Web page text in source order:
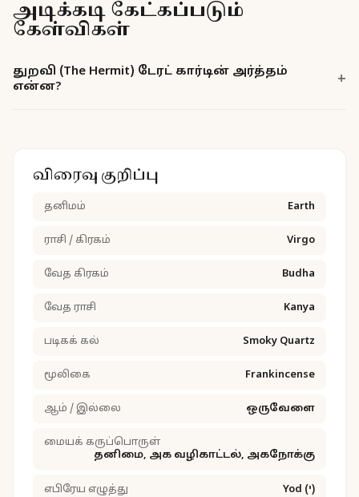
அடிக்கடி கேட்கப்படும்
கேள்விகள்
துறவி (The Hermit) டேரட் கார்டின் அர்த்தம்
என்ன?
+
விரைவு குறிப்பு
தனிமம் Earth
ராசி / கிரகம் Virgo
வேத கிரகம் Budha
வேத ராசி Kanya
படிகக் கல் Smoky Quartz
மூலிகை Frankincense
ஆம் / இல்லை ஒருவேளை
மையக் கருப்பொருள்
தனிமை, அக வழிகாட்டல், அகநோக்கு
எபிரேய எழுத்து Yod (י)